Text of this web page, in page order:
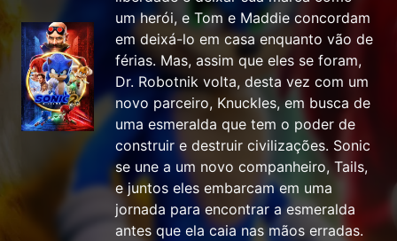
um herói, e Tom e Maddie concordam
em deixá-lo em casa enquanto vão de
férias. Mas, assim que eles se foram,
Dr. Robotnik volta, desta vez com um
novo parceiro, Knuckles, em busca de
uma esmeralda que tem o poder de
construir e destruir civilizações. Sonic
se une a um novo companheiro, Tails,
e juntos eles embarcam em uma
jornada para encontrar a esmeralda
antes que ela caia nas mãos erradas.